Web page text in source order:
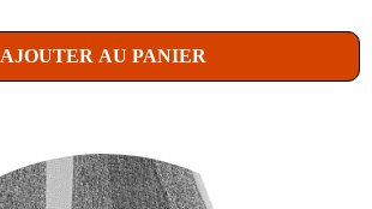
AJOUTER AU PANIER